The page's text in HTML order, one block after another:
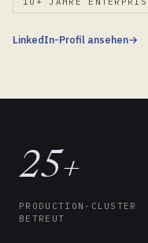
LinkedIn-Profil ansehen→
25+
PRODUCTION-CLUSTER
BETREUT